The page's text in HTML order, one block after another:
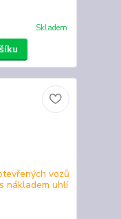
Skladem